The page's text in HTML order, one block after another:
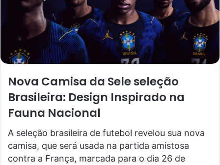
Nova Camisa da Sele seleção
Brasileira: Design Inspirado na
Fauna Nacional
A seleção brasileira de futebol revelou sua nova
camisa, que será usada na partida amistosa
contra a França, marcada para o dia 26 de